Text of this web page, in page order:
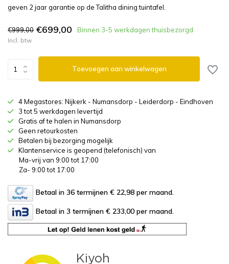
geven 2 jaar garantie op de Talitha dining tuintafel.
€999,00 €699,00 Binnen 3-5 werkdagen thuisbezorgd
Incl. btw
Toevoegen aan winkelwagen
4 Megastores: Nijkerk - Numansdorp - Leiderdorp - Eindhoven
3 tot 5 werkdagen levertijd
Gratis af te halen in Numansdorp
Geen retourkosten
Betalen bij bezorging mogelijk
Klantenservice is geopend (telefonisch) van
Ma-vrij van 9:00 tot 17:00
Za- 9:00 tot 17:00
Betaal in 36 termijnen € 22,98 per maand.
Betaal in 3 termijnen € 233,00 per maand.